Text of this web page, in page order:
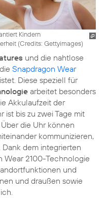
Kindern
(Credits: Gettyimages)
und die nahtlose
Snapdragon Wear
Diese speziell für
arbeitet besonders
Akkulaufzeit der
ist bis zu zwei Tage mit
die Uhr können
kommunizieren,
dem integrierten
Wear 2100-Technologie
und
und draußen sowie